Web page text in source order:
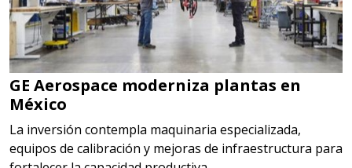
GE Aerospace moderniza plantas en
México
La inversión contempla maquinaria especializada,
equipos de calibración y mejoras de infraestructura para